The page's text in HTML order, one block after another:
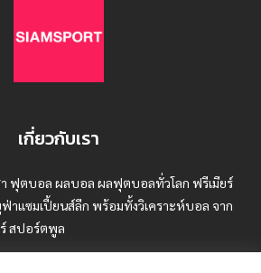
เกี่ยวกับเรา
า ฟุตบอล ผลบอล ผลฟุตบอลทั่วโลก ฟรีเมียร์
าแซมเปี้ยนส์ลีก พร้อมทั้งวิเคราะห์บอล จาก
สปอร์ตพูล